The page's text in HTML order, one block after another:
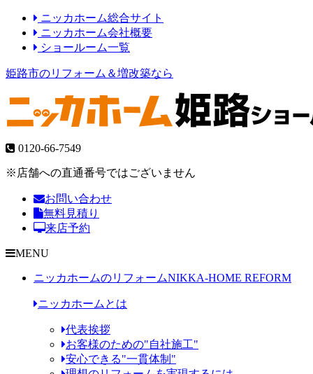
ニッカホーム総合サイト
ニッカホーム会社概要
ショールーム一覧
姫路市のリフォーム＆増改築なら
0120-66-7549
※店舗への直通番号ではございません
お問い合わせ
無料見積り
来店予約
MENU
ニッカホームのリフォームNIKKA-HOME REFORM
ニッカホームとは
代表挨拶
お客様のための"自社施工"
安心できる"一貫体制"